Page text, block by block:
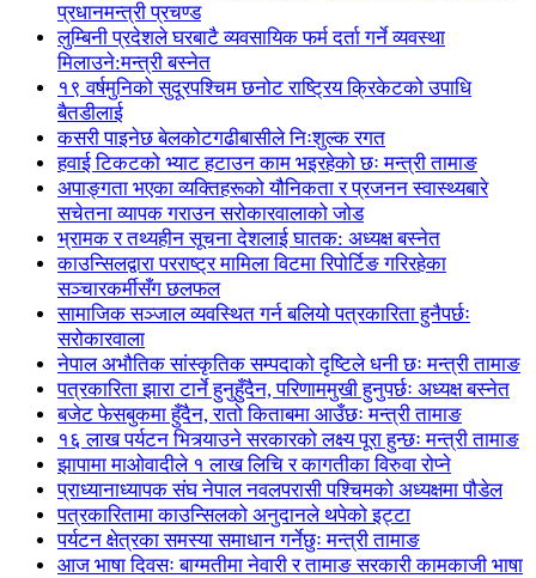
प्रधानमन्त्री प्रचण्ड
लुम्बिनी प्रदेशले घरबाटै व्यवसायिक फर्म दर्ता गर्ने व्यवस्था
मिलाउने:मन्त्री बस्नेत
१९ वर्षमुनिको सुदूरपश्चिम छनोट राष्ट्रिय क्रिकेटको उपाधि
बैतडीलाई
कसरी पाइनेछ बेलकोटगढीबासीले निःशुल्क रगत
हवाई टिकटको भ्याट हटाउन काम भइरहेको छः मन्त्री तामाङ
अपाङ्गता भएका व्यक्तिहरूको यौनिकता र प्रजनन स्वास्थ्यबारे
सचेतना व्यापक गराउन सरोकारवालाको जोड
भ्रामक र तथ्यहीन सूचना देशलाई घातक: अध्यक्ष बस्नेत
काउन्सिलद्वारा परराष्ट्र मामिला विटमा रिपोर्टिङ गरिरहेका
सञ्चारकर्मीसँग छलफल
सामाजिक सञ्जाल व्यवस्थित गर्न बलियो पत्रकारिता हुनैपर्छः
सरोकारवाला
नेपाल अभौतिक सांस्कृतिक सम्पदाको दृष्टिले धनी छः मन्त्री तामाङ
पत्रकारिता झारा टार्ने हुनुहुँदैन, परिणाममुखी हुनुपर्छः अध्यक्ष बस्नेत
बजेट फेसबुकमा हुँदैन, रातो किताबमा आउँछः मन्त्री तामाङ
१६ लाख पर्यटन भित्र्याउने सरकारको लक्ष्य पूरा हुन्छः मन्त्री तामाङ
झापामा माओवादीले १ लाख लिचि र कागतीका विरुवा रोप्ने
प्राध्यानाध्यापक संघ नेपाल नवलपरासी पश्चिमको अध्यक्षमा पौडेल
पत्रकारितामा काउन्सिलको अनुदानले थपेको इट्टा
पर्यटन क्षेत्रका समस्या समाधान गर्नेछुः मन्त्री तामाङ
आज भाषा दिवसः बाग्मतीमा नेवारी र तामाङ सरकारी कामकाजी भाषा